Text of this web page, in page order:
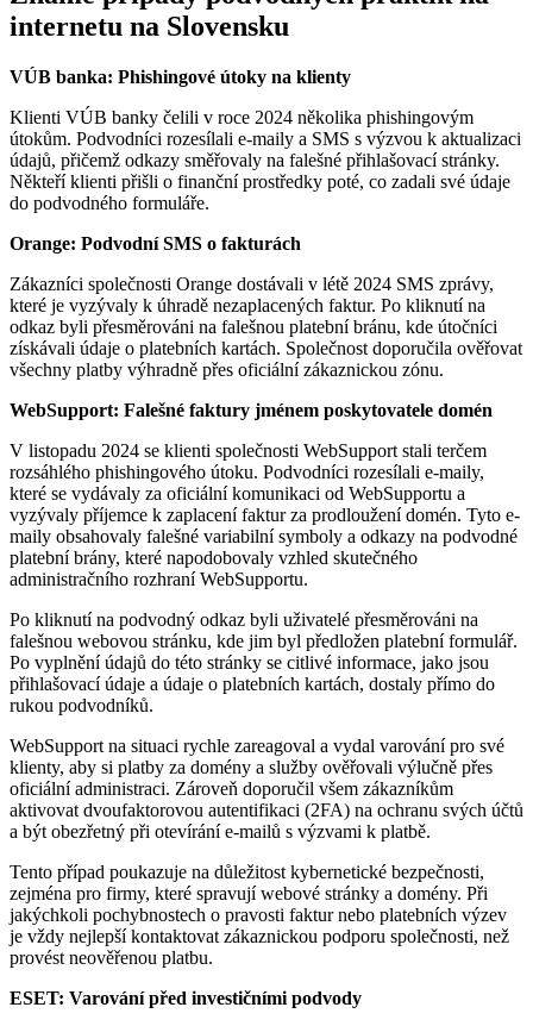
internetu na Slovensku
VÚB banka: Phishingové útoky na klienty
Klienti VÚB banky čelili v roce 2024 několika phishingovým
útokům. Podvodníci rozesílali e-maily a SMS s výzvou k aktualizaci
údajů, přičemž odkazy směřovaly na falešné přihlašovací stránky.
Někteří klienti přišli o finanční prostředky poté, co zadali své údaje
do podvodného formuláře.
Orange: Podvodní SMS o fakturách
Zákazníci společnosti Orange dostávali v létě 2024 SMS zprávy,
které je vyzývaly k úhradě nezaplacených faktur. Po kliknutí na
odkaz byli přesměrováni na falešnou platební bránu, kde útočníci
získávali údaje o platebních kartách. Společnost doporučila ověřovat
všechny platby výhradně přes oficiální zákaznickou zónu.
WebSupport: Falešné faktury jménem poskytovatele domén
V listopadu 2024 se klienti společnosti WebSupport stali terčem
rozsáhlého phishingového útoku. Podvodníci rozesílali e-maily,
které se vydávaly za oficiální komunikaci od WebSupportu a
vyzývaly příjemce k zaplacení faktur za prodloužení domén. Tyto e-
maily obsahovaly falešné variabilní symboly a odkazy na podvodné
platební brány, které napodobovaly vzhled skutečného
administračního rozhraní WebSupportu.
Po kliknutí na podvodný odkaz byli uživatelé přesměrováni na
falešnou webovou stránku, kde jim byl předložen platební formulář.
Po vyplnění údajů do této stránky se citlivé informace, jako jsou
přihlašovací údaje a údaje o platebních kartách, dostaly přímo do
rukou podvodníků.
WebSupport na situaci rychle zareagoval a vydal varování pro své
klienty, aby si platby za domény a služby ověřovali výlučně přes
oficiální administraci. Zároveň doporučil všem zákazníkům
aktivovat dvoufaktorovou autentifikaci (2FA) na ochranu svých účtů
a být obezřetný při otevírání e-mailů s výzvami k platbě.
Tento případ poukazuje na důležitost kybernetické bezpečnosti,
zejména pro firmy, které spravují webové stránky a domény. Při
jakýchkoli pochybnostech o pravosti faktur nebo platebních výzev
je vždy nejlepší kontaktovat zákaznickou podporu společnosti, než
provést neověřenou platbu.
ESET: Varování před investičními podvody